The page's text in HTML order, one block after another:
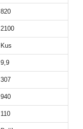
820
2100
Kus
9,9
307
940
110